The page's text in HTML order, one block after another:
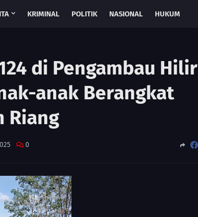
KRIMINAL POLITIK NASIONAL HUKUM
di Pengambau Hilir
anak Berangkat
Riang
0